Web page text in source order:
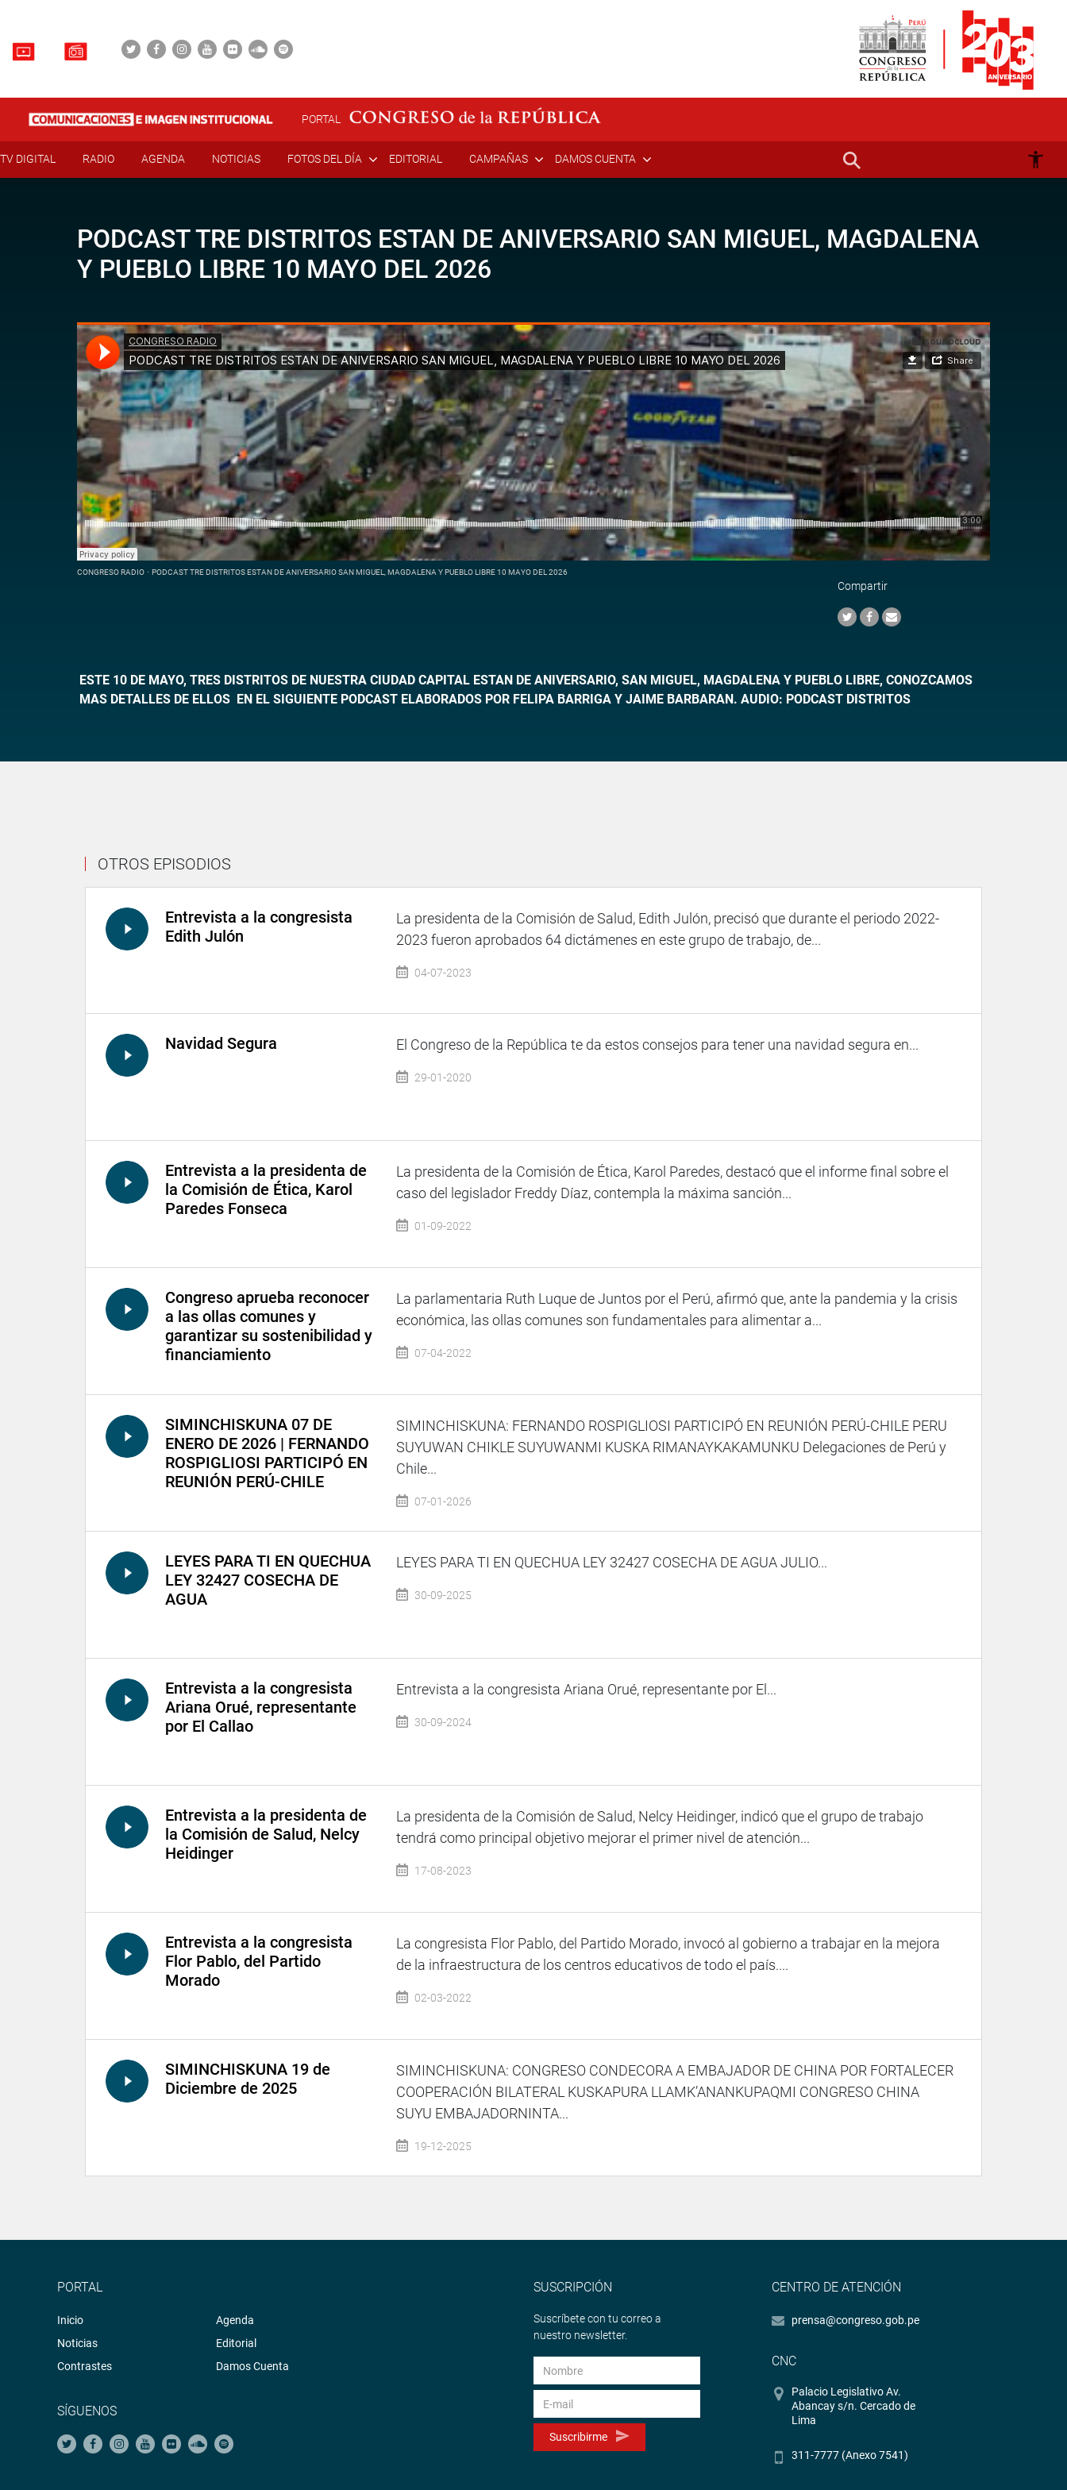
PORTAL
TV DIGITAL RADIO AGENDA NOTICIAS FOTOS DEL DÍA EDITORIAL CAMPAÑAS DAMOS CUENTA
PODCAST TRE DISTRITOS ESTAN DE ANIVERSARIO SAN MIGUEL, MAGDALENA
Y PUEBLO LIBRE 10 MAYO DEL 2026
CONGRESO RADIO · PODCAST TRE DISTRITOS ESTAN DE ANIVERSARIO SAN MIGUEL, MAGDALENA Y PUEBLO LIBRE 10 MAYO DEL 2026
Compartir
ESTE 10 DE MAYO, TRES DISTRITOS DE NUESTRA CIUDAD CAPITAL ESTAN DE ANIVERSARIO, SAN MIGUEL, MAGDALENA Y PUEBLO LIBRE, CONOZCAMOS
MAS DETALLES DE ELLOS EN EL SIGUIENTE PODCAST ELABORADOS POR FELIPA BARRIGA Y JAIME BARBARAN. AUDIO: PODCAST DISTRITOS
OTROS EPISODIOS
Entrevista a la congresista
Edith Julón
La presidenta de la Comisión de Salud, Edith Julón, precisó que durante el periodo 2022-
2023 fueron aprobados 64 dictámenes en este grupo de trabajo, de...
04-07-2023
Navidad Segura El Congreso de la República te da estos consejos para tener una navidad segura en...
29-01-2020
Entrevista a la presidenta de
la Comisión de Ética, Karol
Paredes Fonseca
La presidenta de la Comisión de Ética, Karol Paredes, destacó que el informe final sobre el
caso del legislador Freddy Díaz, contempla la máxima sanción...
01-09-2022
Congreso aprueba reconocer
a las ollas comunes y
garantizar su sostenibilidad y
financiamiento
La parlamentaria Ruth Luque de Juntos por el Perú, afirmó que, ante la pandemia y la crisis
económica, las ollas comunes son fundamentales para alimentar a...
07-04-2022
SIMINCHISKUNA 07 DE
ENERO DE 2026 | FERNANDO
ROSPIGLIOSI PARTICIPÓ EN
REUNIÓN PERÚ-CHILE
SIMINCHISKUNA: FERNANDO ROSPIGLIOSI PARTICIPÓ EN REUNIÓN PERÚ-CHILE PERU
SUYUWAN CHIKLE SUYUWANMI KUSKA RIMANAYKAKAMUNKU Delegaciones de Perú y
Chile...
07-01-2026
LEYES PARA TI EN QUECHUA
LEY 32427 COSECHA DE
AGUA
LEYES PARA TI EN QUECHUA LEY 32427 COSECHA DE AGUA JULIO...
30-09-2025
Entrevista a la congresista
Ariana Orué, representante
por El Callao
Entrevista a la congresista Ariana Orué, representante por El...
30-09-2024
Entrevista a la presidenta de
la Comisión de Salud, Nelcy
Heidinger
La presidenta de la Comisión de Salud, Nelcy Heidinger, indicó que el grupo de trabajo
tendrá como principal objetivo mejorar el primer nivel de atención...
17-08-2023
Entrevista a la congresista
Flor Pablo, del Partido
Morado
La congresista Flor Pablo, del Partido Morado, invocó al gobierno a trabajar en la mejora
de la infraestructura de los centros educativos de todo el país....
02-03-2022
SIMINCHISKUNA 19 de
Diciembre de 2025
SIMINCHISKUNA: CONGRESO CONDECORA A EMBAJADOR DE CHINA POR FORTALECER
COOPERACIÓN BILATERAL KUSKAPURA LLAMK’ANANKUPAQMI CONGRESO CHINA
SUYU EMBAJADORNINTA...
19-12-2025
PORTAL
Inicio
Noticias
Contrastes
Agenda
Editorial
Damos Cuenta
SÍGUENOS
SUSCRIPCIÓN
Suscríbete con tu correo a
nuestro newsletter.
Suscribirme
CENTRO DE ATENCIÓN
prensa@congreso.gob.pe
CNC
Palacio Legislativo Av.
Abancay s/n. Cercado de
Lima
311-7777 (Anexo 7541)